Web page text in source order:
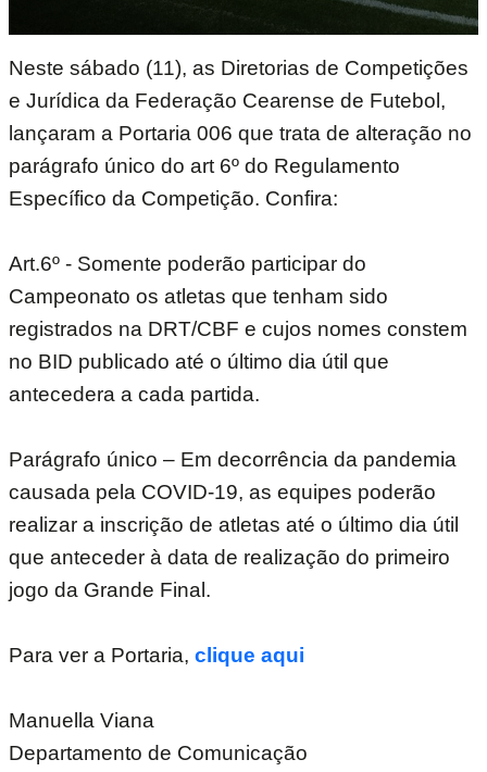
Neste sábado (11), as Diretorias de Competições
e Jurídica da Federação Cearense de Futebol,
lançaram a Portaria 006 que trata de alteração no
parágrafo único do art 6º do Regulamento
Específico da Competição. Confira:
Art.6º - Somente poderão participar do
Campeonato os atletas que tenham sido
registrados na DRT/CBF e cujos nomes constem
no BID publicado até o último dia útil que
antecedera a cada partida.
Parágrafo único – Em decorrência da pandemia
causada pela COVID-19, as equipes poderão
realizar a inscrição de atletas até o último dia útil
que anteceder à data de realização do primeiro
jogo da Grande Final.
Para ver a Portaria, clique aqui
Manuella Viana
Departamento de Comunicação